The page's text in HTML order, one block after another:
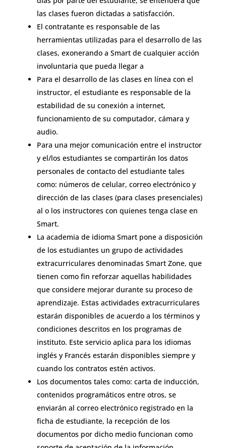
las clases fueron dictadas a satisfacción.
El contratante es responsable de las
herramientas utilizadas para el desarrollo de las
clases, exonerando a Smart de cualquier acción
involuntaria que pueda llegar a
Para el desarrollo de las clases en línea con el
instructor, el estudiante es responsable de la
estabilidad de su conexión a internet,
funcionamiento de su computador, cámara y
audio.
Para una mejor comunicación entre el instructor
y el/los estudiantes se compartirán los datos
personales de contacto del estudiante tales
como: números de celular, correo electrónico y
dirección de las clases (para clases presenciales)
al o los instructores con quienes tenga clase en
Smart.
La academia de idioma Smart pone a disposición
de los estudiantes un grupo de actividades
extracurriculares denominadas Smart Zone, que
tienen como fin reforzar aquellas habilidades
que considere mejorar durante su proceso de
aprendizaje. Estas actividades extracurriculares
estarán disponibles de acuerdo a los términos y
condiciones descritos en los programas de
instituto. Este servicio aplica para los idiomas
inglés y Francés estarán disponibles siempre y
cuando los contratos estén activos.
Los documentos tales como: carta de inducción,
contenidos programáticos entre otros, se
enviarán al correo electrónico registrado en la
ficha de estudiante, la recepción de los
documentos por dicho medio funcionan como